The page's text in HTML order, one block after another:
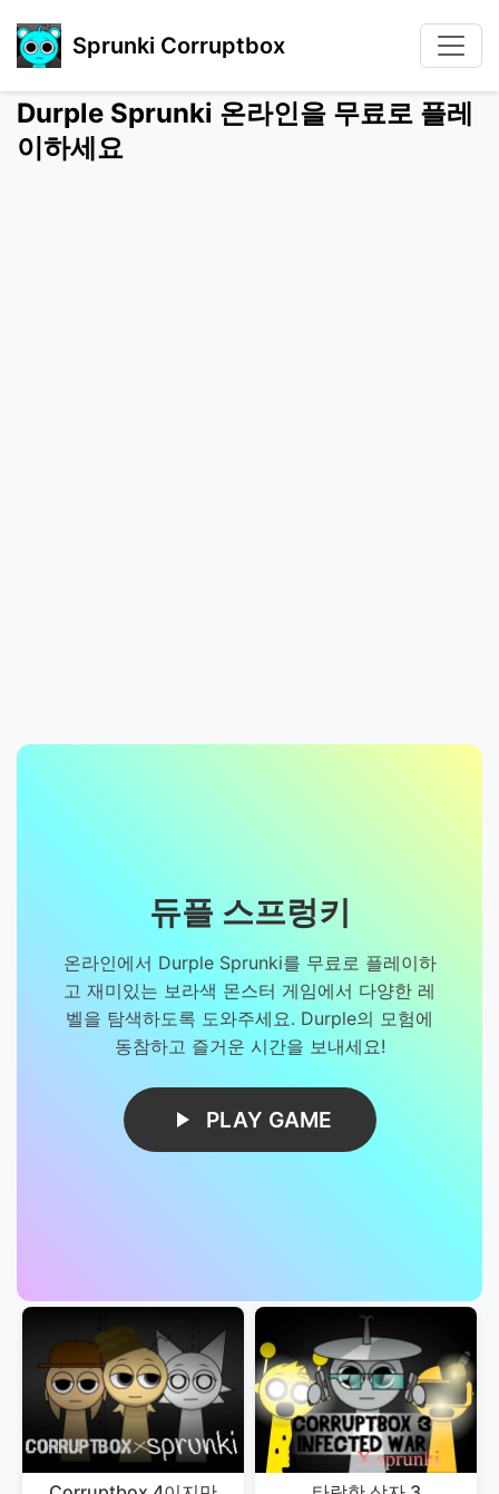
Sprunki Corruptbox
Durple Sprunki 온라인을 무료로 플레
이하세요
듀플 스프렁키
온라인에서 Durple Sprunki를 무료로 플레이하
고 재미있는 보라색 몬스터 게임에서 다양한 레
벨을 탐색하도록 도와주세요. Durple의 모험에
동참하고 즐거운 시간을 보내세요!
PLAY GAME